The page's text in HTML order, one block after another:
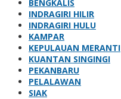
BENGKALIS
INDRAGIRI HILIR
INDRAGIRI HULU
KAMPAR
KEPULAUAN MERANTI
KUANTAN SINGINGI
PEKANBARU
PELALAWAN
SIAK